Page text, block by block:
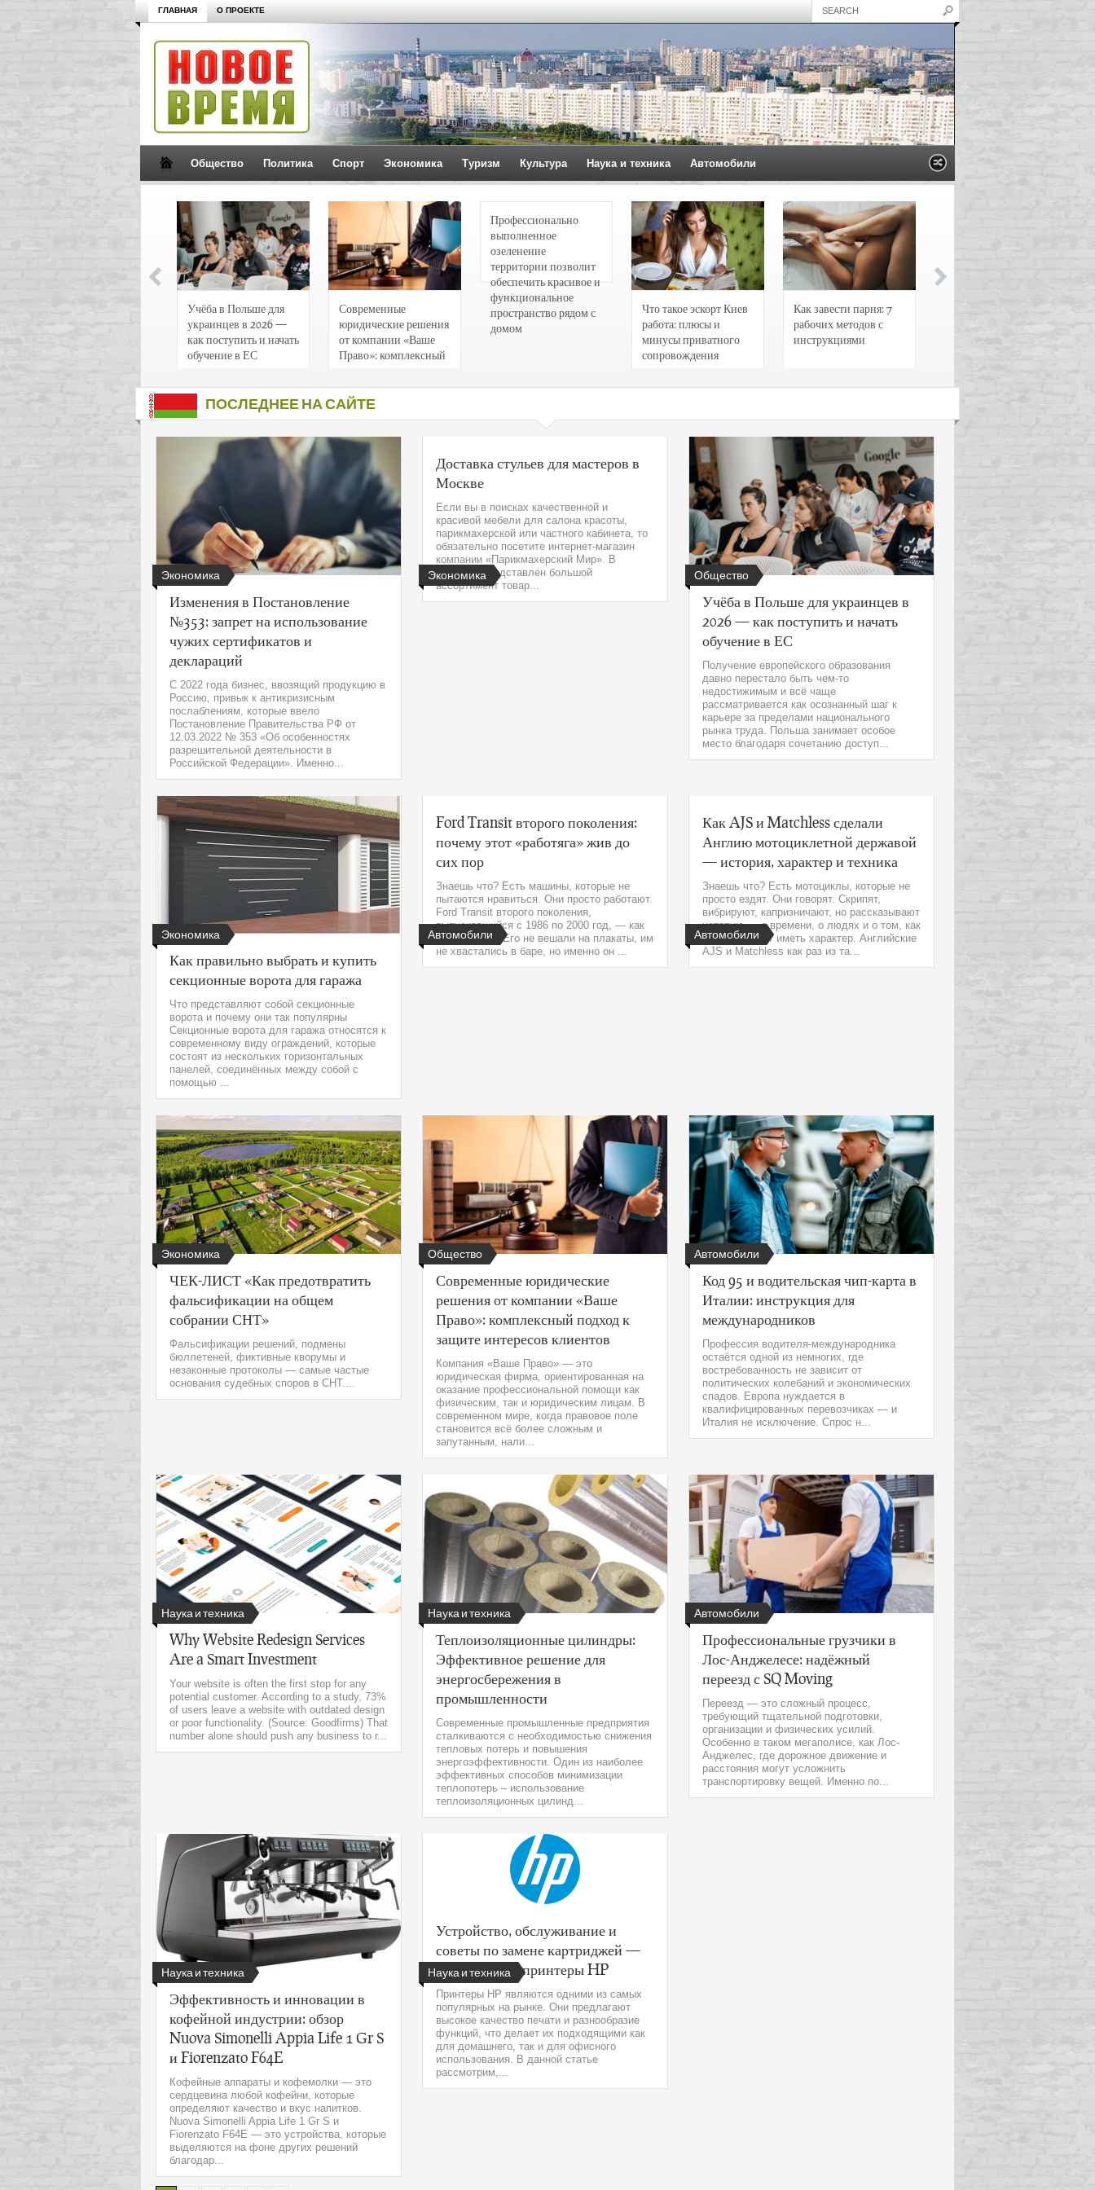
ГЛАВНАЯ О ПРОЕКТЕ
Общество Политика Спорт Экономика Туризм Культура Наука и техника Автомобили
Учёба в Польше для
украинцев в 2026 —
как поступить и начать
обучение в ЕС
Современные
юридические решения
от компании «Ваше
Право»: комплексный
интересов клиентов
Профессионально
выполненное
озеленение
территории позволит
обеспечить красивое и
функциональное
пространство рядом с
домом
Что такое эскорт Киев
работа: плюсы и
минусы приватного
сопровождения
Как завести парня: 7
рабочих методов с
инструкциями
ПОСЛЕДНЕЕ НА САЙТЕ
Экономика
Изменения в Постановление
№353: запрет на использование
чужих сертификатов и
деклараций
С 2022 года бизнес, ввозящий продукцию в
Россию, привык к антикризисным
послаблениям, которые ввело
Постановление Правительства РФ от
12.03.2022 № 353 «Об особенностях
разрешительной деятельности в
Российской Федерации». Именно...
Экономика
Доставка стульев для мастеров в
Москве
Если вы в поисках качественной и
красивой мебели для салона красоты,
парикмахерской или частного кабинета, то
обязательно посетите интернет-магазин
компании «Парикмахерский Мир». В
каталоге представлен большой
ассортимент товар...
Общество
Учёба в Польше для украинцев в
2026 — как поступить и начать
обучение в ЕС
Получение европейского образования
давно перестало быть чем-то
недостижимым и всё чаще
рассматривается как осознанный шаг к
карьере за пределами национального
рынка труда. Польша занимает особое
место благодаря сочетанию доступ...
Экономика
Как правильно выбрать и купить
секционные ворота для гаража
Что представляют собой секционные
ворота и почему они так популярны
Секционные ворота для гаража относятся к
современному виду ограждений, которые
состоят из нескольких горизонтальных
панелей, соединённых между собой с
помощью ...
Автомобили
Ford Transit второго поколения:
почему этот «работяга» жив до
сих пор
Знаешь что? Есть машины, которые не
пытаются нравиться. Они просто работают.
Ford Transit второго поколения,
выпускавшийся с 1986 по 2000 год, — как
раз из таких. Его не вешали на плакаты, им
не хвастались в баре, но именно он ...
Автомобили
Как AJS и Matchless сделали
Англию мотоциклетной державой
— история, характер и техника
Знаешь что? Есть мотоциклы, которые не
просто ездят. Они говорят. Скрипят,
вибрируют, капризничают, но рассказывают
историю — о времени, о людях и о том, как
металл может иметь характер. Английские
AJS и Matchless как раз из та...
Экономика
ЧЕК-ЛИСТ «Как предотвратить
фальсификации на общем
собрании СНТ»
Фальсификации решений, подмены
бюллетеней, фиктивные кворумы и
незаконные протоколы — самые частые
основания судебных споров в СНТ....
Общество
Современные юридические
решения от компании «Ваше
Право»: комплексный подход к
защите интересов клиентов
Компания «Ваше Право» — это
юридическая фирма, ориентированная на
оказание профессиональной помощи как
физическим, так и юридическим лицам. В
современном мире, когда правовое поле
становится всё более сложным и
запутанным, нали...
Автомобили
Код 95 и водительская чип-карта в
Италии: инструкция для
международников
Профессия водителя-международника
остаётся одной из немногих, где
востребованность не зависит от
политических колебаний и экономических
спадов. Европа нуждается в
квалифицированных перевозчиках — и
Италия не исключение. Спрос н...
Наука и техника
Why Website Redesign Services
Are a Smart Investment
Your website is often the first stop for any
potential customer. According to a study, 73%
of users leave a website with outdated design
or poor functionality. (Source: Goodfirms) That
number alone should push any business to r...
Наука и техника
Теплоизоляционные цилиндры:
Эффективное решение для
энергосбережения в
промышленности
Современные промышленные предприятия
сталкиваются с необходимостью снижения
тепловых потерь и повышения
энергоэффективности. Один из наиболее
эффективных способов минимизации
теплопотерь – использование
теплоизоляционных цилинд...
Автомобили
Профессиональные грузчики в
Лос-Анджелесе: надёжный
переезд с SQ Moving
Переезд — это сложный процесс,
требующий тщательной подготовки,
организации и физических усилий.
Особенно в таком мегаполисе, как Лос-
Анджелес, где дорожное движение и
расстояния могут усложнить
транспортировку вещей. Именно по...
Наука и техника
Эффективность и инновации в
кофейной индустрии: обзор
Nuova Simonelli Appia Life 1 Gr S
и Fiorenzato F64E
Кофейные аппараты и кофемолки — это
сердцевина любой кофейни, которые
определяют качество и вкус напитков.
Nuova Simonelli Appia Life 1 Gr S и
Fiorenzato F64E — это устройства, которые
выделяются на фоне других решений
благодар...
Наука и техника
Устройство, обслуживание и
советы по замене картриджей —
как работают принтеры HP
Принтеры HP являются одними из самых
популярных на рынке. Они предлагают
высокое качество печати и разнообразие
функций, что делает их подходящими как
для домашнего, так и для офисного
использования. В данной статье
рассмотрим,...